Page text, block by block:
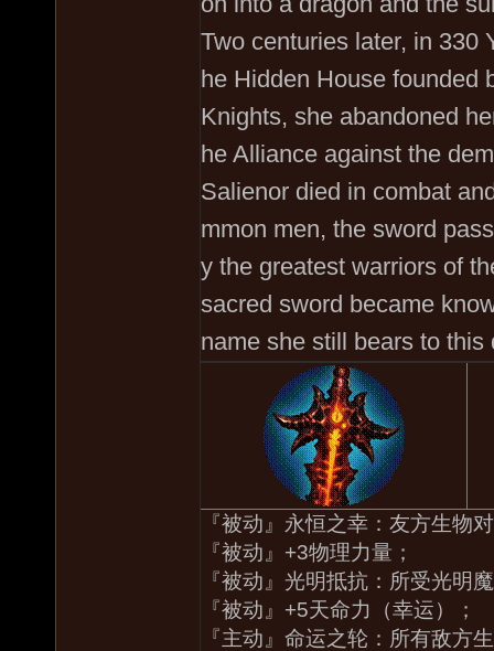
Two centuries later, in 330
he Hidden House founded
Knights, she abandoned
he Alliance against the
Salienor died in combat
mmon men, the sword
y the greatest warriors of
sacred sword became
name she still bears to this
『被动』永恒之幸：友方生物
『被动』+3物理力量；
『被动』光明抵抗：所受光明
『被动』+5天命力（幸运）；
『主动』命运之轮：所有敌方